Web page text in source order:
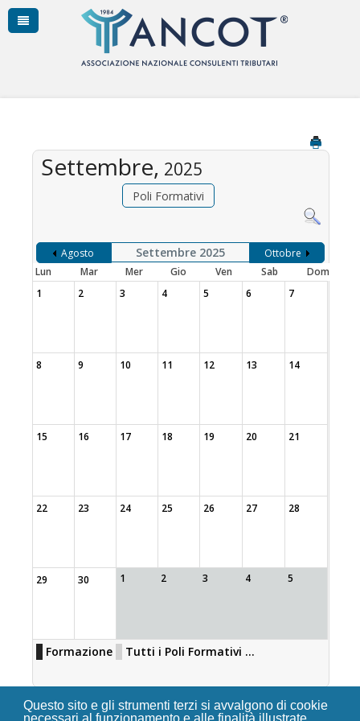
Questo sito e gli strumenti terzi si avvalgono di cookie
Settembre, 2025
Poli Formativi
Agosto Settembre 2025
Ottobre
Lun
Mar Mer Gio Ven Sab
Dom
1
2 3 4 5 6 7
8 9 10 11 12 13 14
15 16 17 18 19 20 21
22 23 24 25 26 27 28
29 30 1 2 3 4 5
Formazione Tutti i Poli Formativi ...